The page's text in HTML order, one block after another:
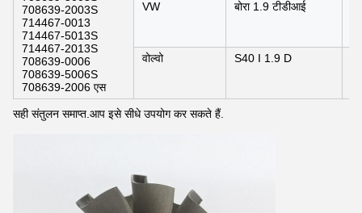
708639-2003S
714467-0013
714467-5013S
714467-2013S
708639-0006
708639-5006S
708639-2006 एस
VW बोरा 1.9 टीडीआई
वोल्वो S40 I 1.9 D
सही संतुलन समाप्त.आप इसे सीधे उपयोग कर सकते हैं.